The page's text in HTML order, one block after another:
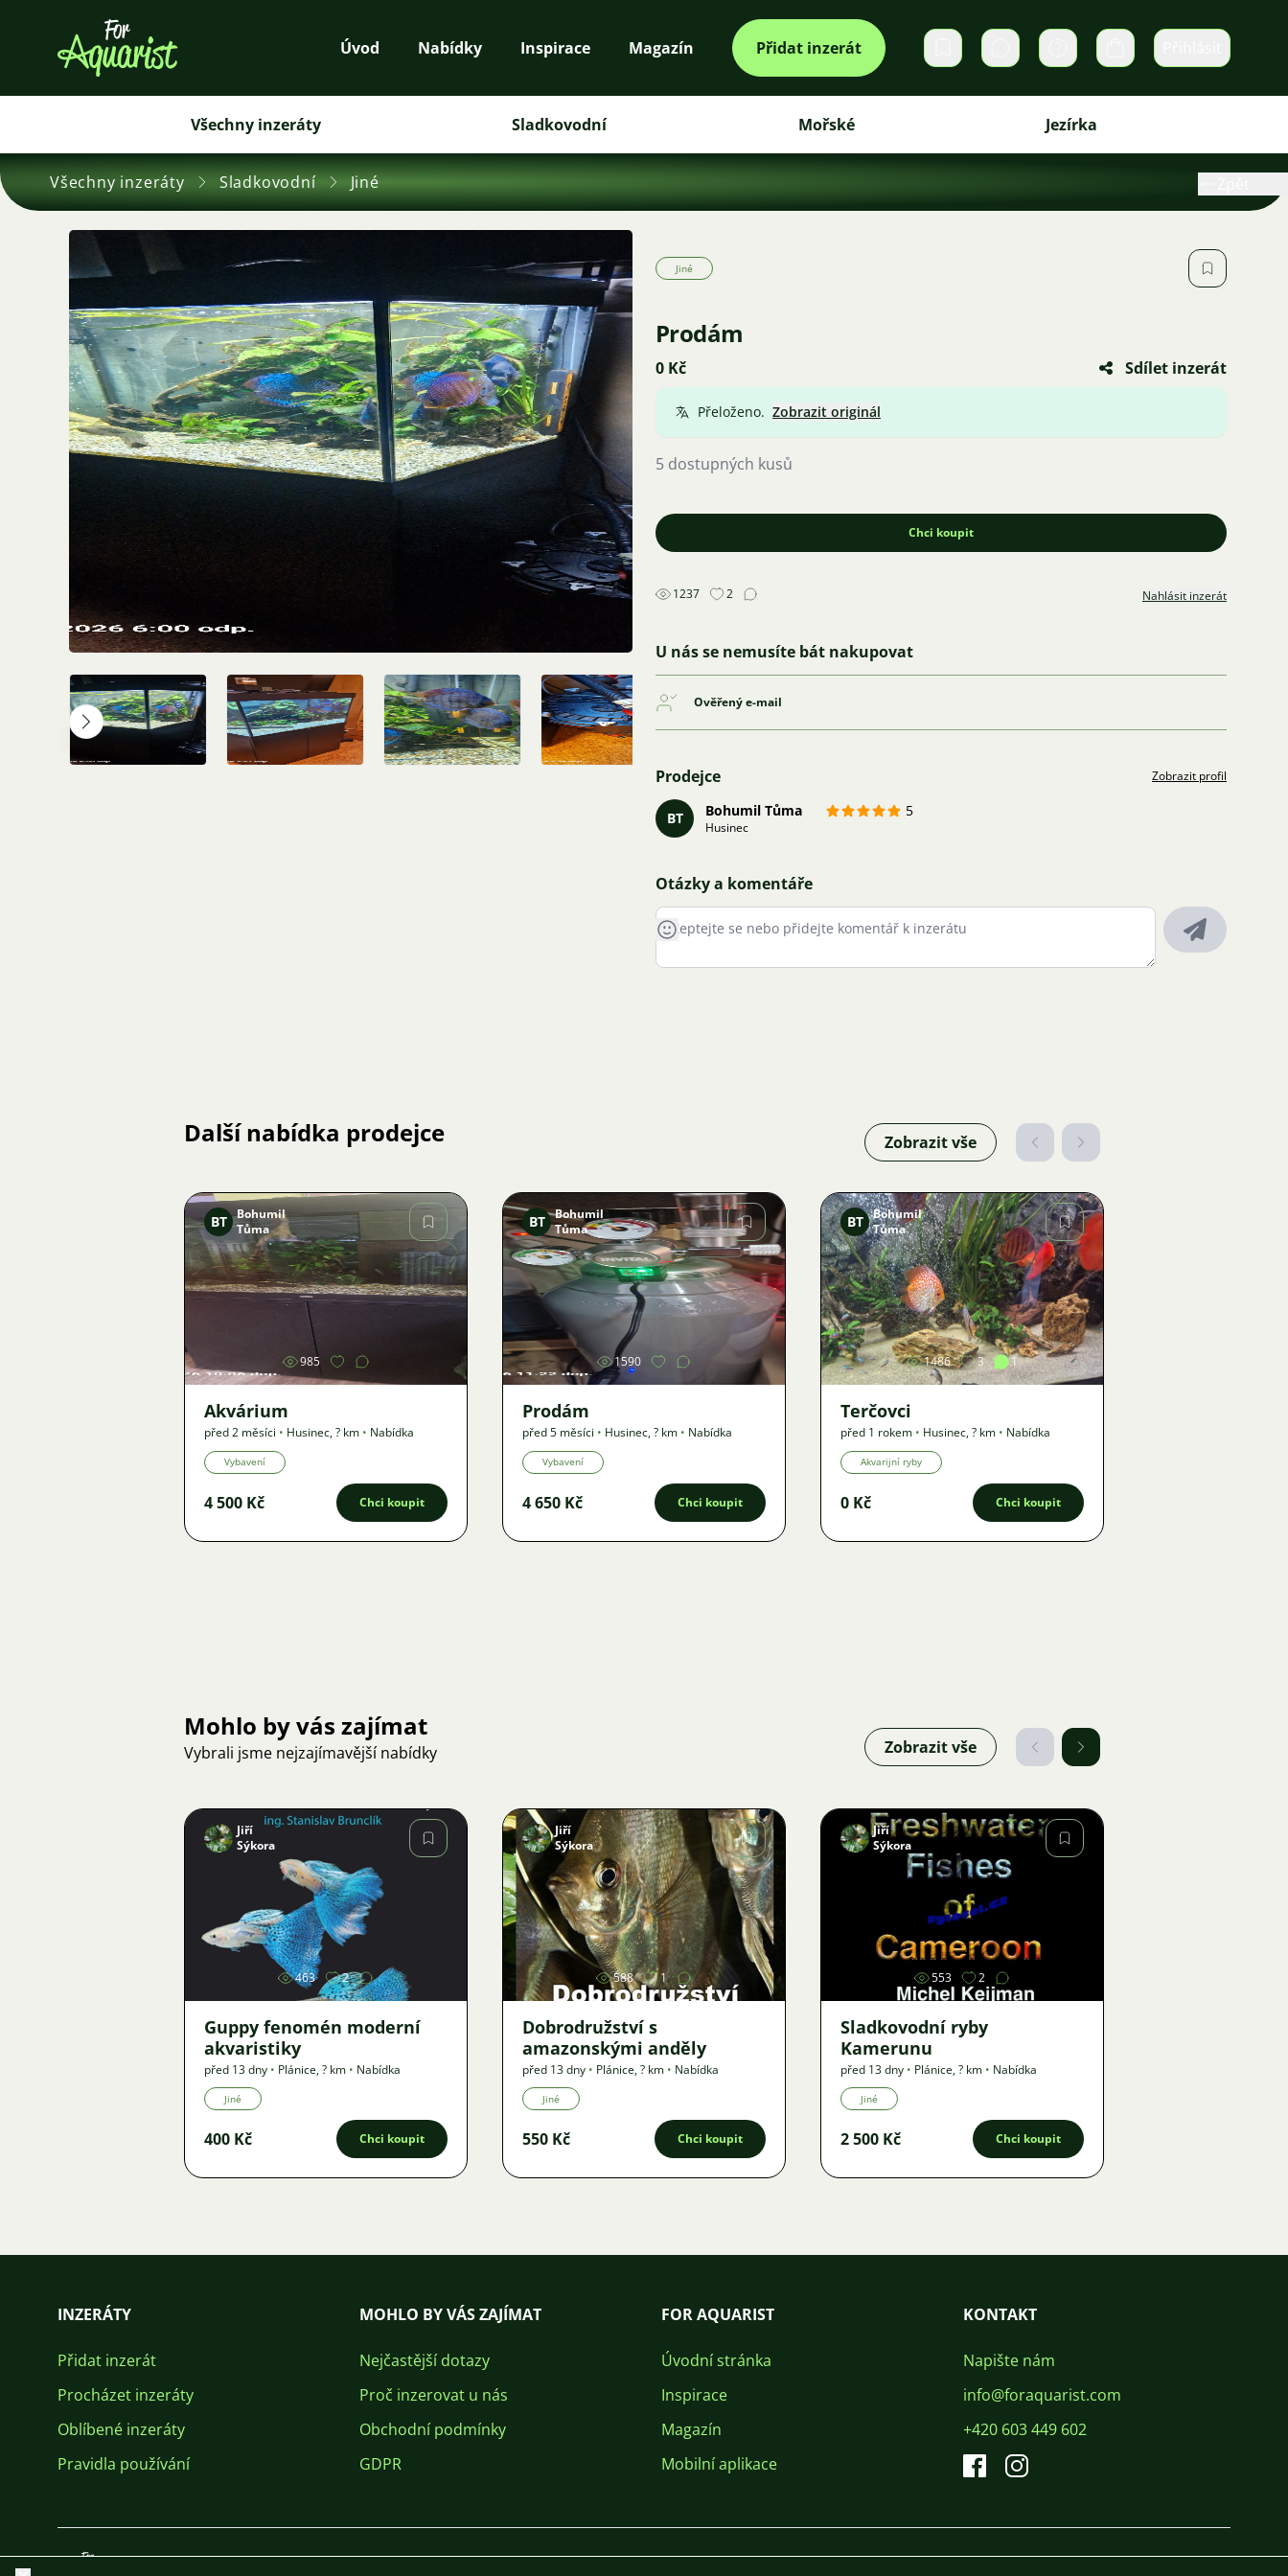
Úvod Nabídky Inspirace Magazín Přidat inzerát Soukromé zprávy Košík
Všechny inzeráty Sladkovodní Mořské Jezírka
Všechny inzeráty Sladkovodní Jiné
Jiné
Prodám
0 Kč Sdílet inzerát
Přeloženo. Zobrazit originál
5 dostupných kusů
Chci koupit
1237 2 Nahlásit inzerát
U nás se nemusíte bát nakupovat
Ověřený e-mail
Prodejce Zobrazit profil
BT Bohumil Tůma 5
Husinec
Otázky a komentáře
Další nabídka prodejce Zobrazit vše
Obrázek
BT
Bohumil
Tůma
985
Akvárium
před 2 měsíci • Husinec,? km • Nabídka
Vybavení
4 500 Kč Chci koupit
Obrázek
BT
Bohumil
Tůma
1590
Prodám
před 5 měsíci • Husinec,? km • Nabídka
Vybavení
4 650 Kč Chci koupit
Obrázek
BT
Bohumil
Tůma
1486 3 1
Terčovci
před 1 rokem • Husinec,? km • Nabídka
Akvarijní ryby
0 Kč Chci koupit
Mohlo by vás zajímat
Vybrali jsme nejzajímavější nabídky Zobrazit vše
Obrázek
Jiří
Sýkora
463 2
Guppy fenomén moderní
akvaristiky
před 13 dny • Plánice,? km • Nabídka
Jiné
400 Kč Chci koupit
Obrázek
Jiří
Sýkora
588 1
Dobrodružství s
amazonskými anděly
před 13 dny • Plánice,? km • Nabídka
Jiné
550 Kč Chci koupit
Obrázek
Jiří
Sýkora
553 2
Sladkovodní ryby
Kamerunu
před 13 dny • Plánice,? km • Nabídka
Jiné
2 500 Kč Chci koupit
INZERÁTY
Přidat inzerát
Procházet inzeráty
Oblíbené inzeráty
Pravidla používání
MOHLO BY VÁS ZAJÍMAT
Nejčastější dotazy
Proč inzerovat u nás
Obchodní podmínky
GDPR
FOR AQUARIST
Úvodní stránka
Inspirace
Magazín
Mobilní aplikace
KONTAKT
Napište nám
info@foraquarist.com
+420 603 449 602